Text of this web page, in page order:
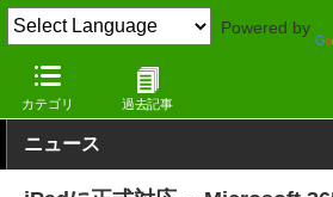
Powered by
カテゴリ 過去記事
窓の杜 オフィス・ドキュメント
ニュース